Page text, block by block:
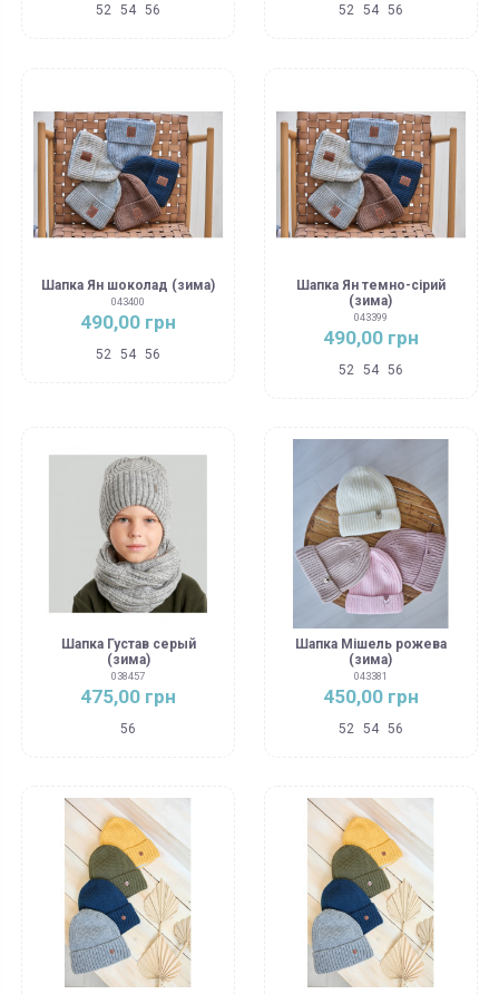
52 54 56 52 54 56
Шапка Ян шоколад (зима)
043400
490,00 грн
52 54 56
Шапка Ян темно-сірий
(зима)
043399
490,00 грн
52 54 56
Шапка Густав серый
(зима)
038457
475,00 грн
56
Шапка Мішель рожева
(зима)
043381
450,00 грн
52 54 56